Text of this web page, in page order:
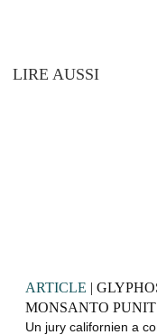
LIRE AUSSI
ARTICLE |
MONSANTO
Un jury californien a